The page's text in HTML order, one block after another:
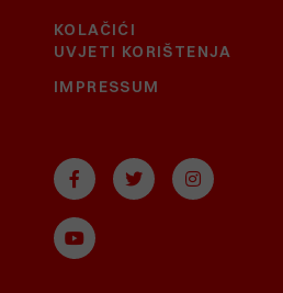
KOLAČIĆI
UVJETI KORIŠTENJA
IMPRESSUM